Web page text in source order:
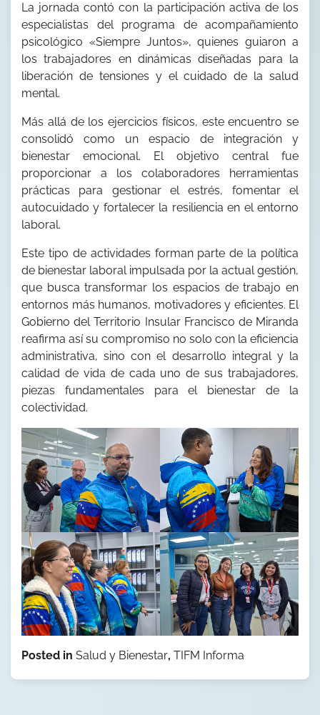
La jornada contó con la participación activa de los
especialistas del programa de acompañamiento
psicológico «Siempre Juntos», quienes guiaron a
los trabajadores en dinámicas diseñadas para la
liberación de tensiones y el cuidado de la salud
mental.
Más allá de los ejercicios físicos, este encuentro se
consolidó como un espacio de integración y
bienestar emocional. El objetivo central fue
proporcionar a los colaboradores herramientas
prácticas para gestionar el estrés, fomentar el
autocuidado y fortalecer la resiliencia en el entorno
laboral.
Este tipo de actividades forman parte de la política
de bienestar laboral impulsada por la actual gestión,
que busca transformar los espacios de trabajo en
entornos más humanos, motivadores y eficientes. El
Gobierno del Territorio Insular Francisco de Miranda
reafirma así su compromiso no solo con la eficiencia
administrativa, sino con el desarrollo integral y la
calidad de vida de cada uno de sus trabajadores,
piezas fundamentales para el bienestar de la
colectividad.
Posted in Salud y Bienestar, TIFM Informa